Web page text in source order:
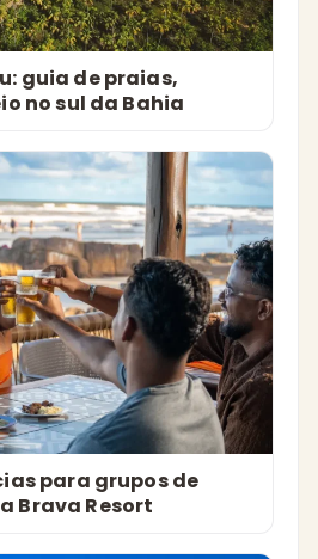
guia de praias,
no sul da Bahia
para grupos de
Brava Resort